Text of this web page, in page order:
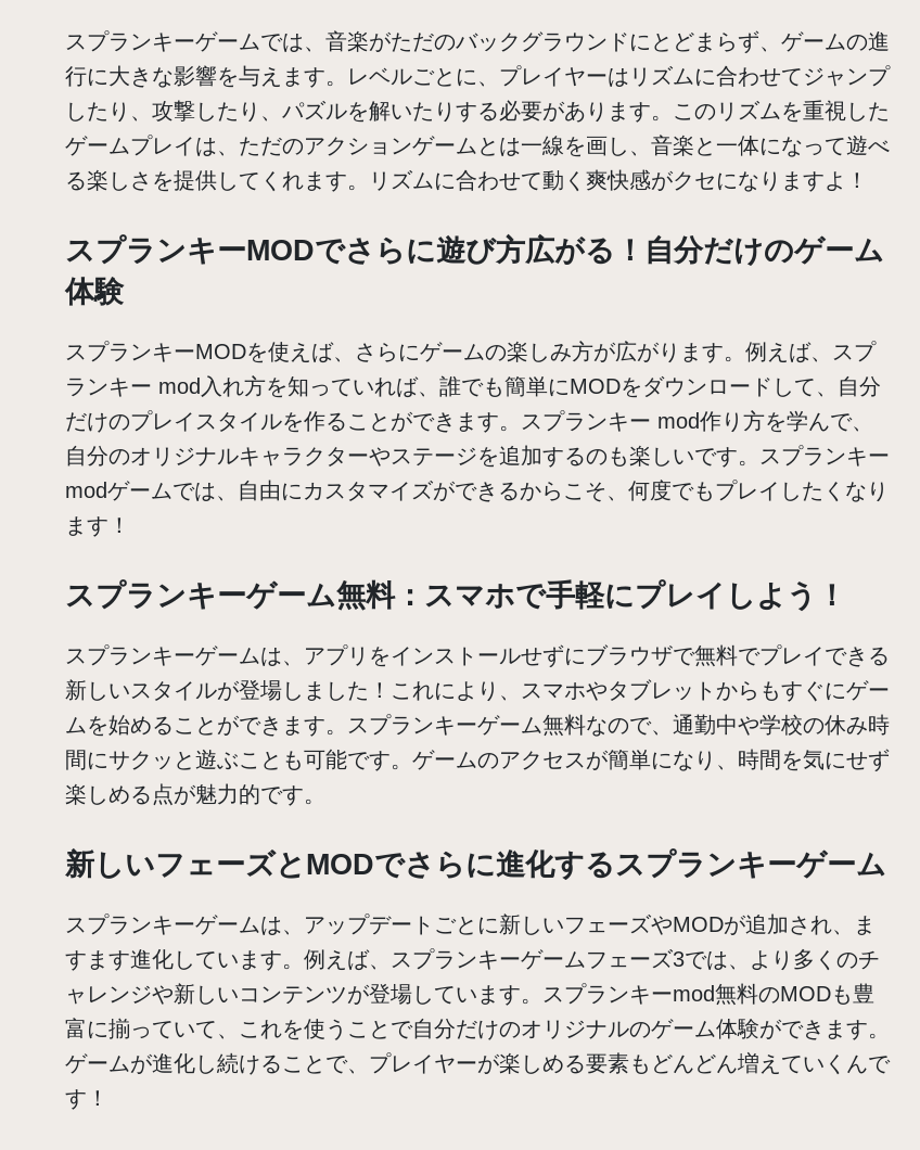
スプランキーゲームでは、音楽がただのバックグラウンドにとどまらず、ゲームの進
行に大きな影響を与えます。レベルごとに、プレイヤーはリズムに合わせてジャンプ
したり、攻撃したり、パズルを解いたりする必要があります。このリズムを重視した
ゲームプレイは、ただのアクションゲームとは一線を画し、音楽と一体になって遊べ
る楽しさを提供してくれます。リズムに合わせて動く爽快感がクセになりますよ！
スプランキーMODでさらに遊び方広がる！自分だけのゲーム
体験
スプランキーMODを使えば、さらにゲームの楽しみ方が広がります。例えば、スプ
ランキー mod入れ方を知っていれば、誰でも簡単にMODをダウンロードして、自分
だけのプレイスタイルを作ることができます。スプランキー mod作り方を学んで、
自分のオリジナルキャラクターやステージを追加するのも楽しいです。スプランキー
modゲームでは、自由にカスタマイズができるからこそ、何度でもプレイしたくなり
ます！
スプランキーゲーム無料：スマホで手軽にプレイしよう！
スプランキーゲームは、アプリをインストールせずにブラウザで無料でプレイできる
新しいスタイルが登場しました！これにより、スマホやタブレットからもすぐにゲー
ムを始めることができます。スプランキーゲーム無料なので、通勤中や学校の休み時
間にサクッと遊ぶことも可能です。ゲームのアクセスが簡単になり、時間を気にせず
楽しめる点が魅力的です。
新しいフェーズとMODでさらに進化するスプランキーゲーム
スプランキーゲームは、アップデートごとに新しいフェーズやMODが追加され、ま
すます進化しています。例えば、スプランキーゲームフェーズ3では、より多くのチ
ャレンジや新しいコンテンツが登場しています。スプランキーmod無料のMODも豊
富に揃っていて、これを使うことで自分だけのオリジナルのゲーム体験ができます。
ゲームが進化し続けることで、プレイヤーが楽しめる要素もどんどん増えていくんで
す！